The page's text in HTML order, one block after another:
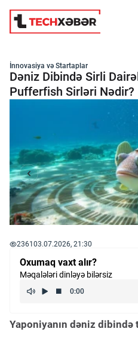
Süni İntellekt
Texnoloji İnkişaf
İnnovasiya və Startaplar
Robot və Cihazlar
Kriptovalyuta
ÇƏRƏZLƏR SİYASƏTİ
İnnovasiya və Startaplar
Dəniz Dibində Sirli
Pufferfish Sirləri Nədir?
2361 03.07.2026, 21:30
Oxumaq vaxt alır?
Məqalələri dinləyə bilərsiz
Yaponiyanın dəniz dibində